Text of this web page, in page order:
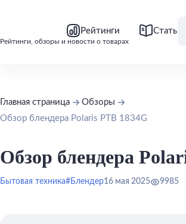
Рейтинги, обзоры и новости о товарах
Рейтинги Статьи
Главная страница
Обзоры
Обзор блендера Polaris PTB 1834G
Обзор блендера
Бытовая техника#Блендер16 мая 2025 9985